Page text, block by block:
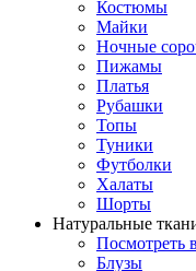
Костюмы
Майки
Ночные
Пижамы
Платья
Рубашки
Топы
Туники
Футболки
Халаты
Шорты
Натуральные
Посмотреть
Блузы